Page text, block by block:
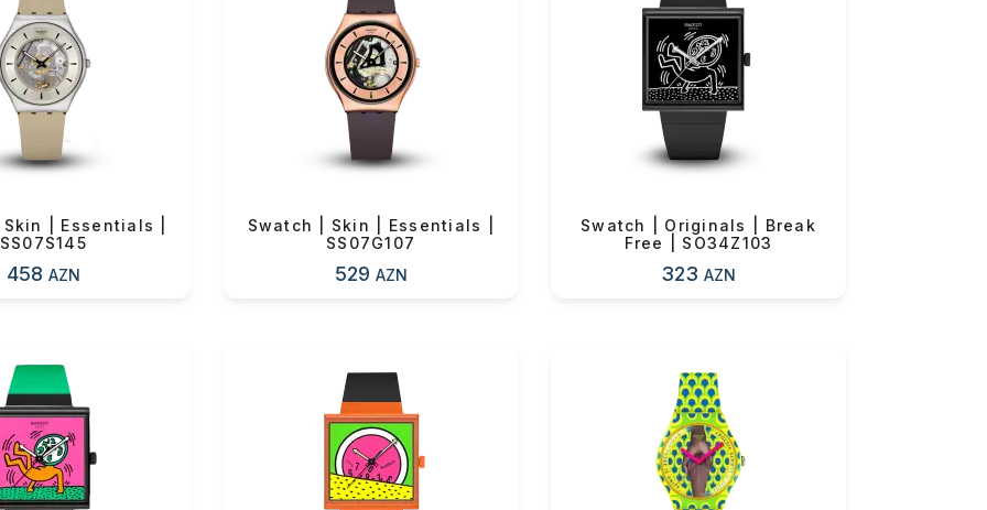
| Essentials |
SS07S145
458 AZN
Swatch | Skin | Essentials |
SS07G107
529 AZN
Swatch | Originals | Break
Free | SO34Z103
323 AZN
səbətə əlavə edildi
detalları
məbləğ